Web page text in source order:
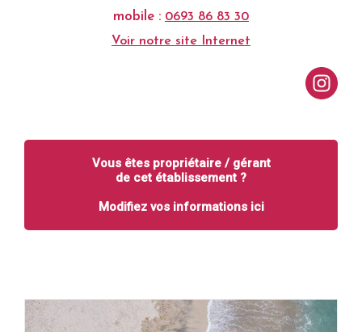
mobile : 0693 86 83 30
Voir notre site Internet
Vous êtes propriétaire / gérant
de cet établissement ?
Modifiez vos informations ici